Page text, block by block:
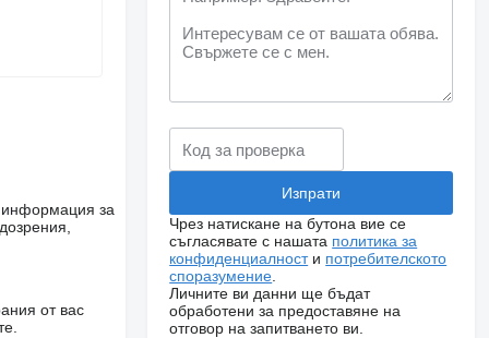
информация за
от вас
Чрез натискане на бутона вие се
съгласявате с нашата политика за
конфиденциалности потребителското
споразумение
Личните ви данни ще бъдат
обработени за предоставяне на
отговор на запитването ви.